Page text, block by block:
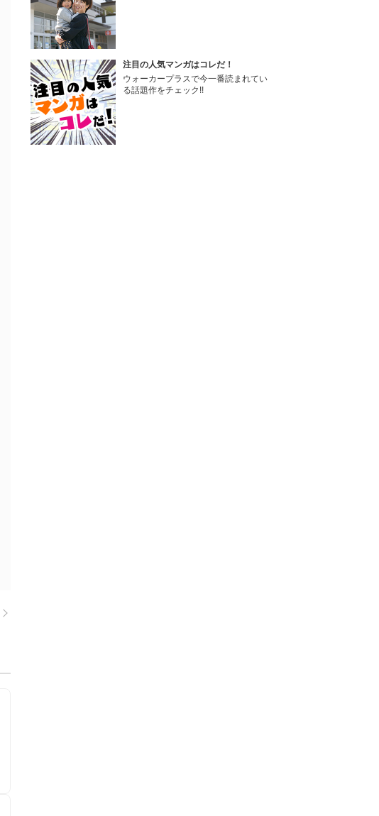
注目の人気マンガはコレだ！
ウォーカープラスで今一番読まれてい
る話題作をチェック!!